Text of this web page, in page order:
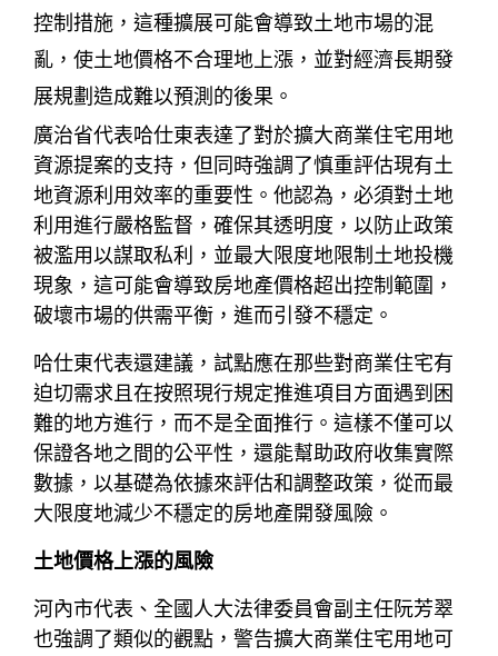
控制措施，這種擴展可能會導致土地市場的混
亂，使土地價格不合理地上漲，並對經濟長期發
展規劃造成難以預測的後果。
廣治省代表哈仕東表達了對於擴大商業住宅用地
資源提案的支持，但同時強調了慎重評估現有土
地資源利用效率的重要性。他認為，必須對土地
利用進行嚴格監督，確保其透明度，以防止政策
被濫用以謀取私利，並最大限度地限制土地投機
現象，這可能會導致房地產價格超出控制範圍，
破壞市場的供需平衡，進而引發不穩定。
哈仕東代表還建議，試點應在那些對商業住宅有
迫切需求且在按照現行規定推進項目方面遇到困
難的地方進行，而不是全面推行。這樣不僅可以
保證各地之間的公平性，還能幫助政府收集實際
數據，以基礎為依據來評估和調整政策，從而最
大限度地減少不穩定的房地產開發風險。
土地價格上漲的風險
河內市代表、全國人大法律委員會副主任阮芳翠
也強調了類似的觀點，警告擴大商業住宅用地可